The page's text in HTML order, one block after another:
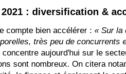
: diversification &
compte bien accélérer : « Sur la
très peu de concurrents
concentre aujourd'hui sur le
sont nombreux. On citera